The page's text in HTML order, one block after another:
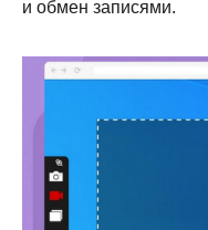
и обмен записями.